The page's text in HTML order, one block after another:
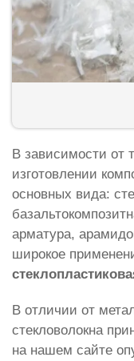
В зависимости от
изготовлении
основных вида:
арматура,
широкое
В отличии от
стекловолокна
на нашем сайте